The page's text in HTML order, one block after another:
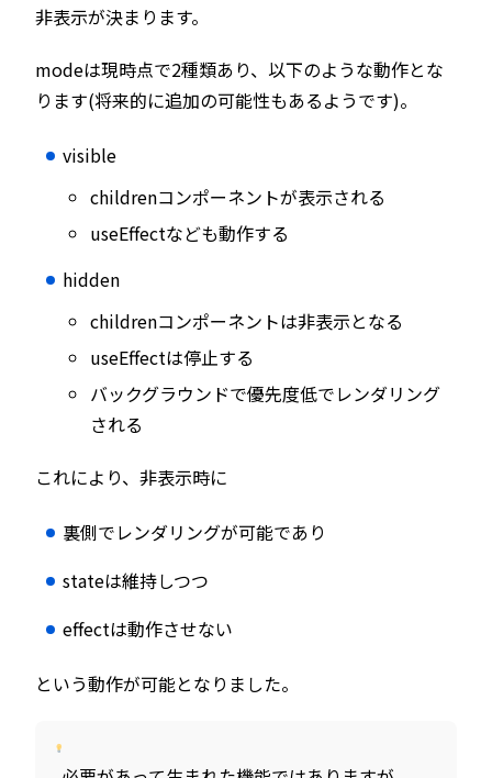
非表示が決まります。
modeは現時点で2種類あり、以下のような動作とな
ります(将来的に追加の可能性もあるようです)。
visible
childrenコンポーネントが表示される
useEffectなども動作する
hidden
childrenコンポーネントは非表示となる
useEffectは停止する
バックグラウンドで優先度低でレンダリング
される
これにより、非表示時に
裏側でレンダリングが可能であり
stateは維持しつつ
effectは動作させない
という動作が可能となりました。